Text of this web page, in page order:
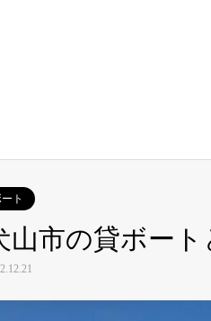
ト
山市の貸ボート